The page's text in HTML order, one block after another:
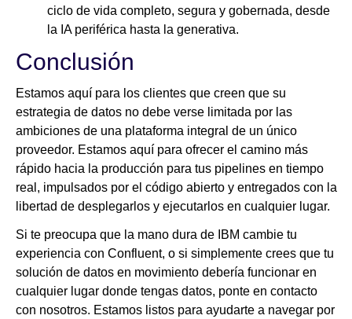
ciclo de vida completo, segura y gobernada, desde
la IA periférica hasta la generativa.
Conclusión
Estamos aquí para los clientes que creen que su
estrategia de datos no debe verse limitada por las
ambiciones de una plataforma integral de un único
proveedor. Estamos aquí para ofrecer el camino más
rápido hacia la producción para tus pipelines en tiempo
real, impulsados por el código abierto y entregados con la
libertad de desplegarlos y ejecutarlos en cualquier lugar.
Si te preocupa que la mano dura de IBM cambie tu
experiencia con Confluent, o si simplemente crees que tu
solución de datos en movimiento debería funcionar en
cualquier lugar donde tengas datos, ponte en contacto
con nosotros. Estamos listos para ayudarte a navegar por